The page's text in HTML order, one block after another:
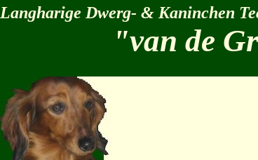
Langharige Dwerg- & Kaninchen
"van de